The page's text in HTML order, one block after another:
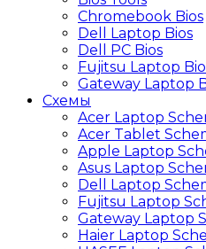
Chromebook Bios
Dell Laptop Bios
Dell PC Bios
Fujitsu Laptop
Gateway Laptop
Схемы
Acer Laptop
Acer Tablet
Apple Laptop
Asus Laptop
Dell Laptop
Fujitsu Laptop
Gateway Laptop
Haier Laptop